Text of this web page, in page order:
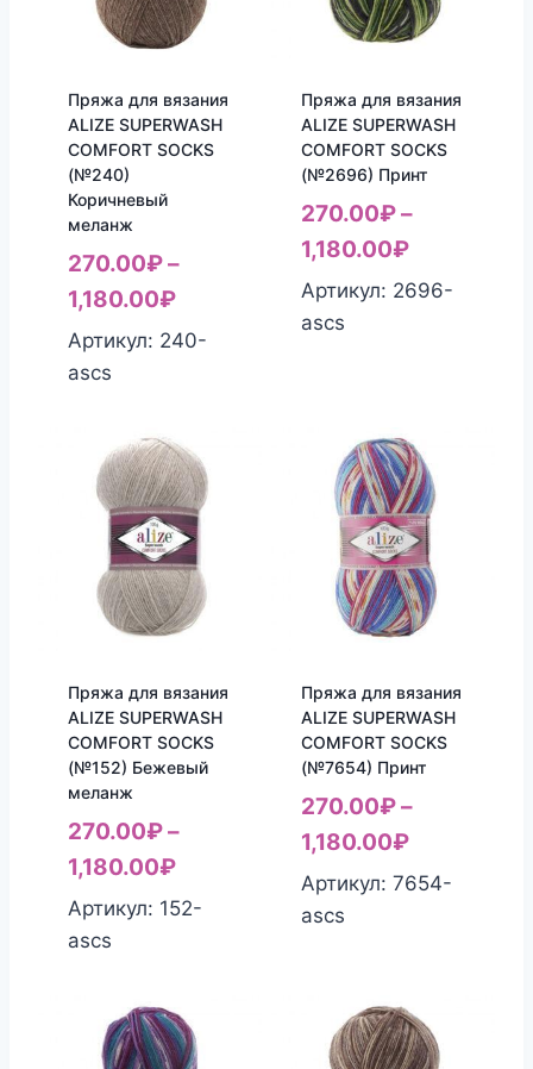
Пряжа для вязания
ALIZE SUPERWASH
COMFORT SOCKS
(№240)
Коричневый
меланж
270.00₽–
1,180.00₽
Артикул: 240-
ascs
Пряжа для вязания
ALIZE SUPERWASH
COMFORT SOCKS
(№2696) Принт
270.00₽–
1,180.00₽
Артикул: 2696-
ascs
Пряжа для вязания
ALIZE SUPERWASH
COMFORT SOCKS
(№152) Бежевый
меланж
270.00₽–
1,180.00₽
Артикул: 152-
ascs
Пряжа для вязания
ALIZE SUPERWASH
COMFORT SOCKS
(№7654) Принт
270.00₽–
1,180.00₽
Артикул: 7654-
ascs